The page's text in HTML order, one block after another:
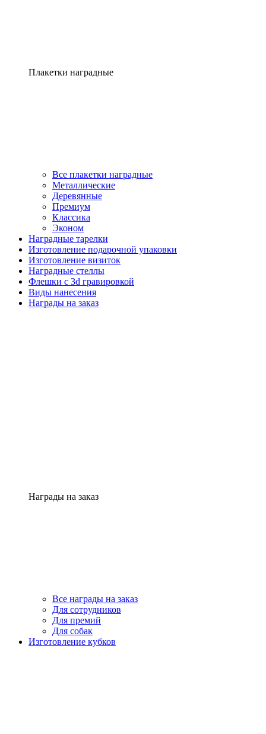
Плакетки наградные
Все плакетки наградные
Металлические
Деревянные
Премиум
Классика
Эконом
Наградные тарелки
Изготовление подарочной упаковки
Изготовление визиток
Наградные стеллы
Флешки с 3d гравировкой
Виды нанесения
Награды на заказ
Награды на заказ
Все награды на заказ
Для сотрудников
Для премий
Для собак
Изготовление кубков